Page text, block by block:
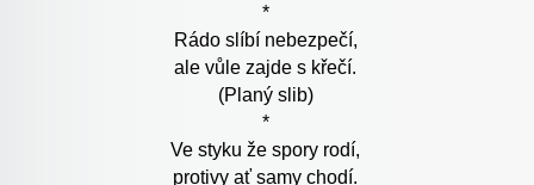
*
Rádo slíbí nebezpečí,
ale vůle zajde s křečí.
(Planý slib)
*
Ve styku že spory rodí,
protivy ať samy chodí.